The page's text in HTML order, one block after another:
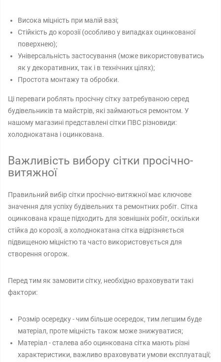
Висока міцність при малій вазі;
Стійкість до корозії (особливо у випадках оцинкованої
поверхнею);
Універсальність застосування (може використовуватись
як у декоративних, так і в технічних цілях);
Простота монтажу та обробки.
Ці переваги роблять просічну сітку затребуваною серед
будівельників та майстрів, які займаються ремонтом. У
нашому магазині представлені​ сітки ПВС різновиди:
холоднокатана і оцинкована.
Важливість вибору сітки просічно-
витяжної
Правильний вибір сітки просічно-витяжної має ключове
значення для успіху будівельних та ремонтних робіт. Сітка
оцинкована краще підходить для зовнішніх робіт, оскільки
стійка до корозії, а холоднокатана сітка відрізняється
підвищеною міцністю та часто використовується для
створення огорож.
Перед тим як замовити сітку, необхідно враховувати такі
фактори:
Розмір осередку - чим більше осередок, тим легшим буде
матеріал, проте міцність також може знижуватися;
Матеріал - сталева або оцинкована сітка мають різні
характеристики, важливо враховувати умови експлуатації;